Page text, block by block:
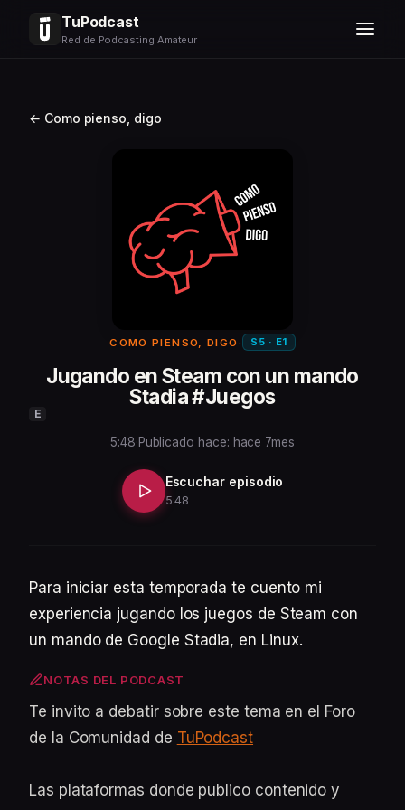
TuPodcast
Red de Podcasting Amateur
← Como pienso, digo
COMO PIENSO, DIGO · S5 · E1
Jugando en Steam con un mando
Stadia #Juegos
E
5:48·Publicado hace: hace 7mes
Escuchar episodio
5:48
Para iniciar esta temporada te cuento mi
experiencia jugando los juegos de Steam con
un mando de Google Stadia, en Linux.
NOTAS DEL PODCAST
Te invito a debatir sobre este tema en el Foro
de la Comunidad de TuPodcast
Las plataformas donde publico contenido y